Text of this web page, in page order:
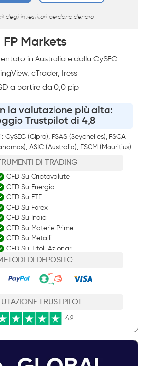
degli investitori perdono denaro
FP Markets
in Australia e dalla CySEC
cTrader, Iress
a partire da 0,0 pip
la valutazione più alta:
Trustpilot di 4,8
(Cipro), FSAS (Seychelles), FSCA
ASIC (Australia), FSCM (Mauritius)
DI TRADING
CFD Su Criptovalute
CFD Su Energia
CFD Su ETF
CFD Su Forex
CFD Su Indici
CFD Su Materie Prime
CFD Su Metalli
CFD Su Titoli Azionari
DI DEPOSITO
TRUSTPILOT
4.9